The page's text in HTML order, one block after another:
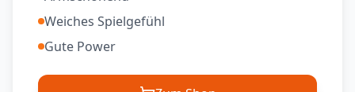
Weiches Spielgefühl
Gute Power